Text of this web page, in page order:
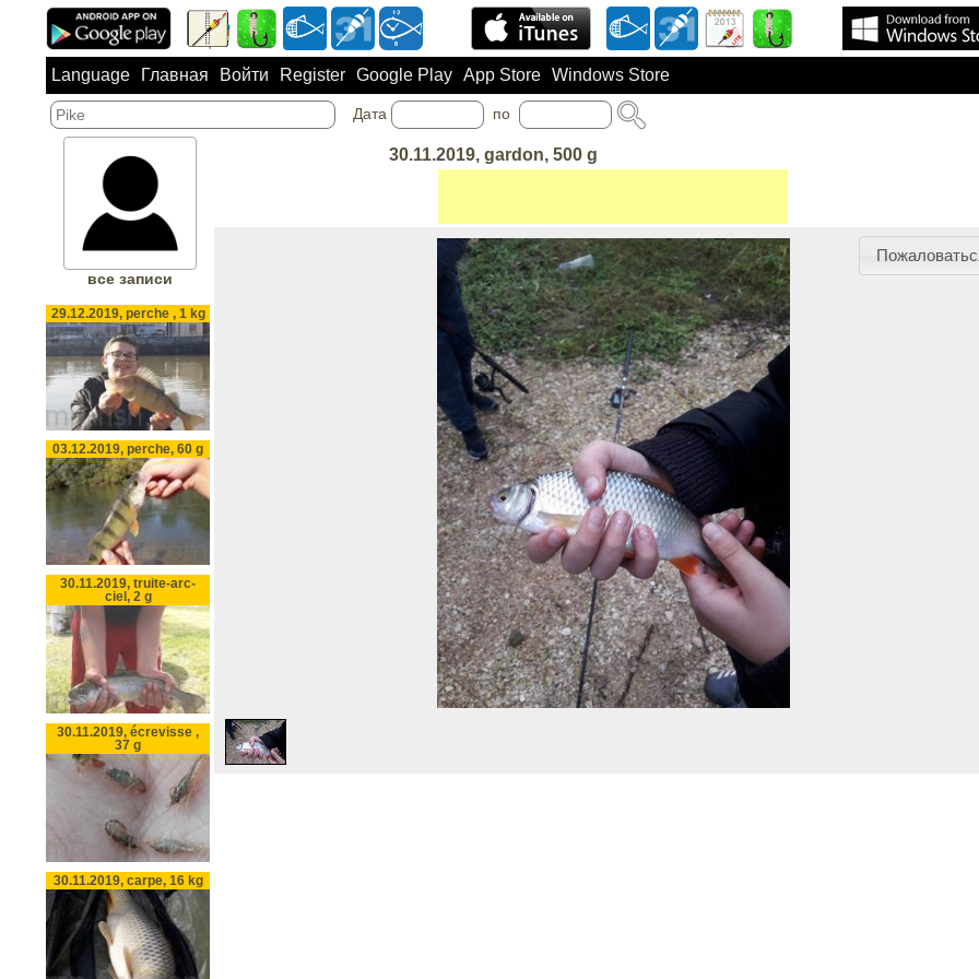
Language Главная Войти Register Google Play App Store Windows Store
Дата по
30.11.2019, gardon, 500 g
все записи
29.12.2019, perche , 1 kg
03.12.2019, perche, 60 g
30.11.2019, truite-arc-
ciel, 2 g
30.11.2019, écrevisse ,
37 g
30.11.2019, carpe, 16 kg